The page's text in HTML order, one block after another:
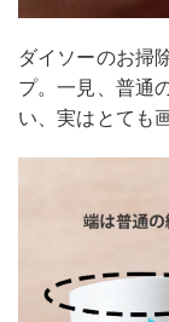
ダイソーのお掃
プ。一見、普通
い、実はとても